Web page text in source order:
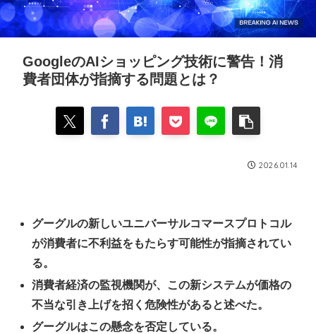
GoogleのAIショッピング技術に警告！消
費者団体が指摘する問題とは？
2026.01.14
グーグルの新しいユニバーサルコマースプロトコル
が消費者に不利益をもたらす可能性が指摘されてい
る。
消費者経済の監視機関が、この新システムが価格の
不当な引き上げを招く危険性があると述べた。
グーグルはこの懸念を否定している。